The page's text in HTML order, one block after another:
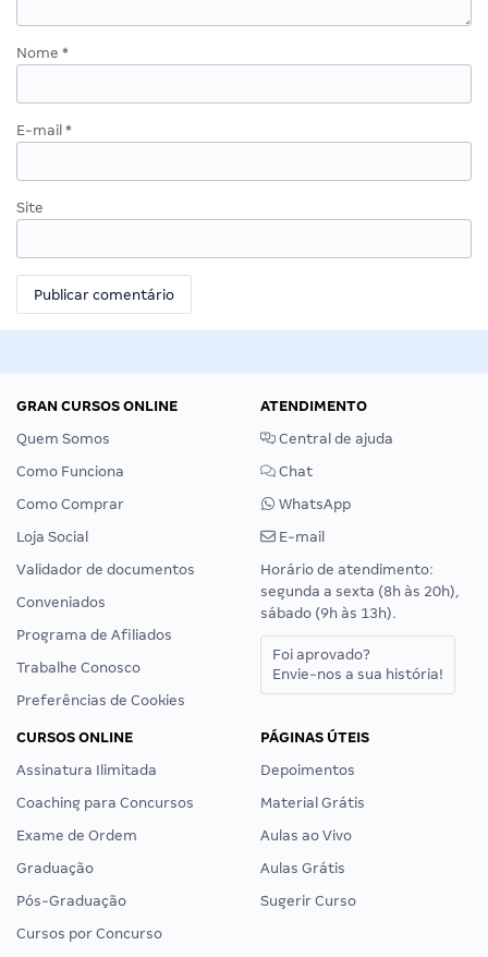
Nome *
E-mail *
Site
GRAN CURSOS ONLINE
Quem Somos
Como Funciona
Como Comprar
Loja Social
Validador de documentos
Conveniados
Programa de Afiliados
Trabalhe Conosco
Preferências de Cookies
ATENDIMENTO
Central de ajuda
Chat
WhatsApp
E-mail
Horário de atendimento:
segunda a sexta (8h às 20h),
sábado (9h às 13h).
Foi aprovado?
Envie-nos a sua história!
CURSOS ONLINE
Assinatura Ilimitada
Coaching para Concursos
Exame de Ordem
Graduação
Pós-Graduação
Cursos por Concurso
PÁGINAS ÚTEIS
Depoimentos
Material Grátis
Aulas ao Vivo
Aulas Grátis
Sugerir Curso